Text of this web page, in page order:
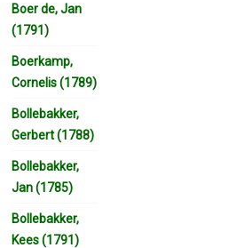
Boer de, Jan
(1791)
Boerkamp,
Cornelis (1789)
Bollebakker,
Gerbert (1788)
Bollebakker,
Jan (1785)
Bollebakker,
Kees (1791)